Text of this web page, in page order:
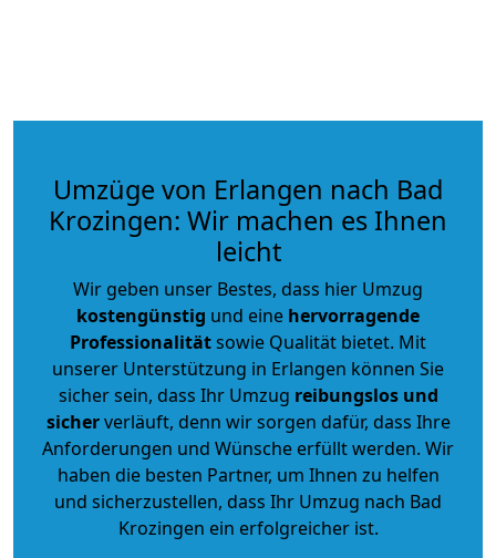
Umzüge von Erlangen nach Bad
Krozingen: Wir machen es Ihnen
leicht
Wir geben unser Bestes, dass hier Umzug
kostengünstig und eine hervorragende
Professionalitätsowie Qualität bietet. Mit
unserer Unterstützung in Erlangen können Sie
sicher sein, dass Ihr Umzug reibungslos und
sicherverläuft, denn wir sorgen dafür, dass Ihre
Anforderungen und Wünsche erfüllt werden. Wir
haben die besten Partner, um Ihnen zu helfen
und sicherzustellen, dass Ihr Umzug nach Bad
Krozingen ein erfolgreicher ist.